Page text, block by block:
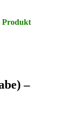
Produkt
–